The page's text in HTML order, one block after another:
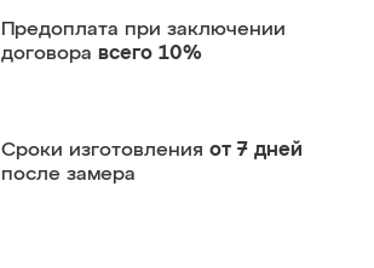
Предоплата при заключении
договора всего 10%
Сроки изготовления от 7 дней
после замера